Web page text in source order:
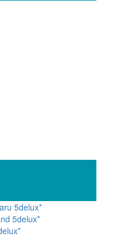
5delux*
5delux*